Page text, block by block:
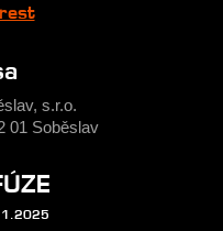
s.r.o.
01 Soběslav